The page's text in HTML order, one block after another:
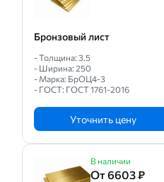
Бронзовый лист
- Толщина: 3.5
- Ширина: 250
- Марка: БрОЦ4-3
- ГОСТ: ГОСТ 1761-2016
Уточнить цену
В наличии
От 6603 ₽